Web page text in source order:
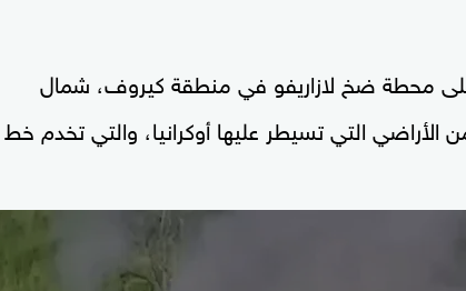
محطة ضخ لازاريفو في منطقة كيروف، شمال
بعد حوالي 1300 كيلومتر من الأراضي التي تسيطر عليها أوكرانيا، والتي تخدم خط